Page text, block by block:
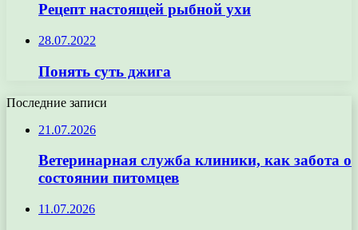
Рецепт настоящей рыбной ухи
28.07.2022
Понять суть джига
Последние записи
21.07.2026
Ветеринарная служба клиники, как забота о
состоянии питомцев
11.07.2026